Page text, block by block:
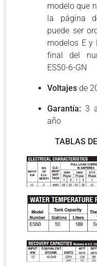
modelo que
la página
puede ser
modelos E y
final del
ES50-6-GN
Voltajes de
Garantía: 3
año
TABLAS